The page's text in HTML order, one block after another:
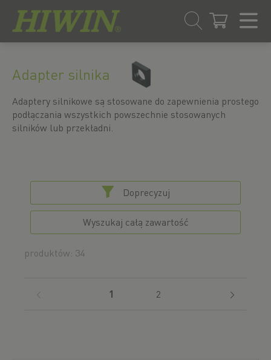
treści
menuAdapter silnika
Adaptery silnikowe są stosowane do zapewnienia prostego
podłączania wszystkich powszechnie stosowanych
silników lub przekładni.
Doprecyzuj
Wyszukaj całą zawartość
produktów: 34
1 2